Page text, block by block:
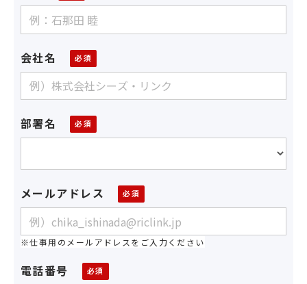
会社名
部署名
メールアドレス
※仕事用のメールアドレスをご入力ください
電話番号